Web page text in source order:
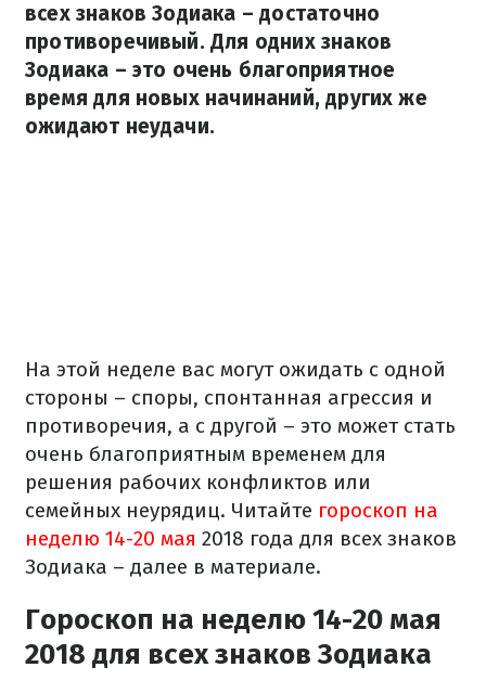
всех знаков Зодиака – достаточно
противоречивый. Для одних знаков
Зодиака – это очень благоприятное
время для новых начинаний, других же
ожидают неудачи.
На этой неделе вас могут ожидать с одной
стороны – споры, спонтанная агрессия и
противоречия, а с другой – это может стать
очень благоприятным временем для
решения рабочих конфликтов или
семейных неурядиц. Читайте гороскоп на
неделю 14-20 мая 2018 года для всех знаков
Зодиака – далее в материале.
Гороскоп на неделю 14-20 мая
2018 для всех знаков Зодиака